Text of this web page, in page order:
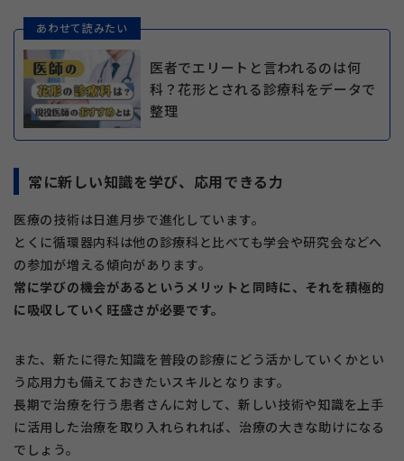
あわせて読みたい
医者でエリートと言われるのは何
科？花形とされる診療科をデータで
整理
常に新しい知識を学び、応用できる力
医療の技術は日進月歩で進化しています。
とくに循環器内科は他の診療科と比べても学会や研究会などへ
の参加が増える傾向があります。
常に学びの機会があるというメリットと同時に、それを積極的
に吸収していく旺盛さが必要です。
また、新たに得た知識を普段の診療にどう活かしていくかとい
う応用力も備えておきたいスキルとなります。
長期で治療を行う患者さんに対して、新しい技術や知識を上手
に活用した治療を取り入れられれば、治療の大きな助けになる
でしょう。